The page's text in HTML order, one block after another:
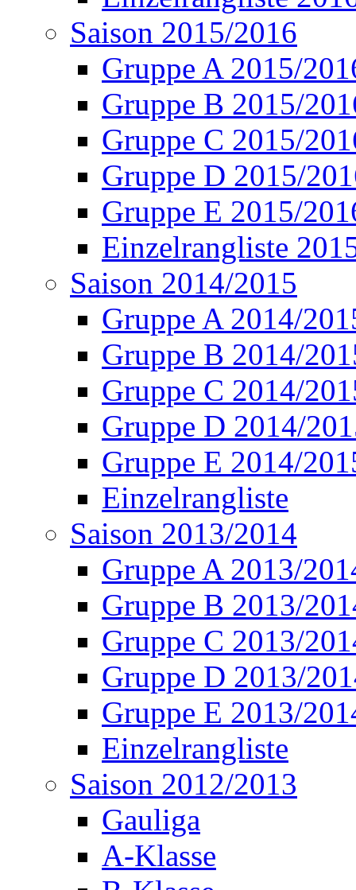
Saison 2015/2016
Gruppe A 2015/
Gruppe B 2015/
Gruppe C 2015/
Gruppe D 2015/
Gruppe E 2015/
Einzelrangliste
Saison 2014/2015
Gruppe A 2014/
Gruppe B 2014/
Gruppe C 2014/
Gruppe D 2014/
Gruppe E 2014/
Einzelrangliste
Saison 2013/2014
Gruppe A 2013/
Gruppe B 2013/
Gruppe C 2013/
Gruppe D 2013/
Gruppe E 2013/
Einzelrangliste
Saison 2012/2013
Gauliga
A-Klasse